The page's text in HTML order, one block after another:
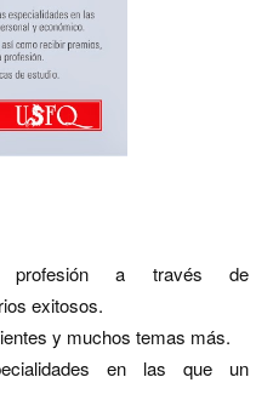
profesión a través de
exitosos.
y muchos temas más.
en las que un